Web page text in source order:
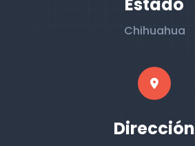
Chihuahua
Dirección